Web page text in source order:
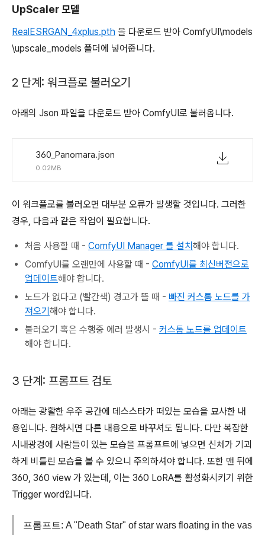
UpScaler 모델
RealESRGAN_4xplus.pth 을 다운로드 받아 ComfyUI\models
\upscale_models 폴더에 넣어줍니다.
2 단계: 워크플로 불러오기
아래의 Json 파일을 다운로드 받아 ComfyUI로 불러옵니다.
360_Panomara.json
0.02MB
이 워크플로를 불러오면 대부분 오류가 발생할 것입니다. 그러한
경우, 다음과 같은 작업이 필요합니다.
처음 사용할 때 - ComfyUI Manager 를 설치해야 합니다.
ComfyUI를 오랜만에 사용할 때 - ComfyUI를 최신버전으로
업데이트해야 합니다.
노드가 없다고 (빨간색) 경고가 뜰 때 - 빠진 커스톰 노드를 가
져오기해야 합니다.
불러오기 혹은 수행중 에러 발생시 - 커스톰 노드를 업데이트
해야 합니다.
3 단계: 프롬프트 검토
아래는 광활한 우주 공간에 데스스타가 떠있는 모습을 묘사한 내
용입니다. 원하시면 다른 내용으로 바꾸셔도 됩니다. 다만 복잡한
시내광경에 사람들이 있는 모습을 프롬프트에 넣으면 신체가 기괴
하게 비틀린 모습을 볼 수 있으니 주의하셔야 합니다. 또한 맨 뒤에
360, 360 view 가 있는데, 이는 360 LoRA를 활성화시키기 위한
Trigger word입니다.
프롬프트: A "Death Star" of star wars floating in the vas